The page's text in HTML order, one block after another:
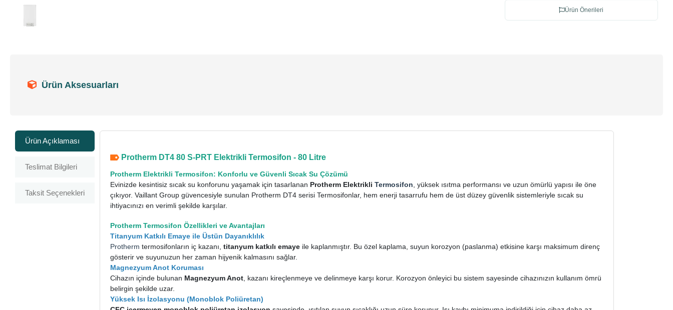
Ürün Önerileri
Ürün Aksesuarları
Ürün Açıklaması
Teslimat Bilgileri
Taksit Seçenekleri
Protherm DT4 80 S-PRT Elektrikli Termosifon - 80 Litre
Protherm Elektrikli Termosifon: Konforlu ve Güvenli Sıcak Su Çözümü
Evinizde kesintisiz sıcak su konforunu yaşamak için tasarlanan Protherm ElektrikliTermosifon , yüksek ısıtma performansı ve uzun ömürlü yapısı ile öne
çıkıyor. Vaillant Group güvencesiyle sunulan Protherm DT4 serisi Termosifonlar, hem enerji tasarrufu hem de üst düzey güvenlik sistemleriyle sıcak su
ihtiyacınızı en verimli şekilde karşılar.
Protherm Termosifon Özellikleri ve Avantajları
Titanyum Katkılı Emaye ile Üstün Dayanıklılık
Protherm termosifonların iç kazanı,titanyum katkılı emaye ile kaplanmıştır. Bu özel kaplama, suyun korozyon (paslanma) etkisine karşı maksimum direnç
gösterir ve suyunuzun her zaman hijyenik kalmasını sağlar.
Magnezyum Anot Koruması
Cihazın içinde bulunan Magnezyum Anot , kazanı kireçlenmeye ve delinmeye karşı korur. Korozyon önleyici bu sistem sayesinde cihazınızın kullanım ömrü
belirgin şekilde uzar.
Yüksek Isı İzolasyonu (Monoblok Poliüretan)